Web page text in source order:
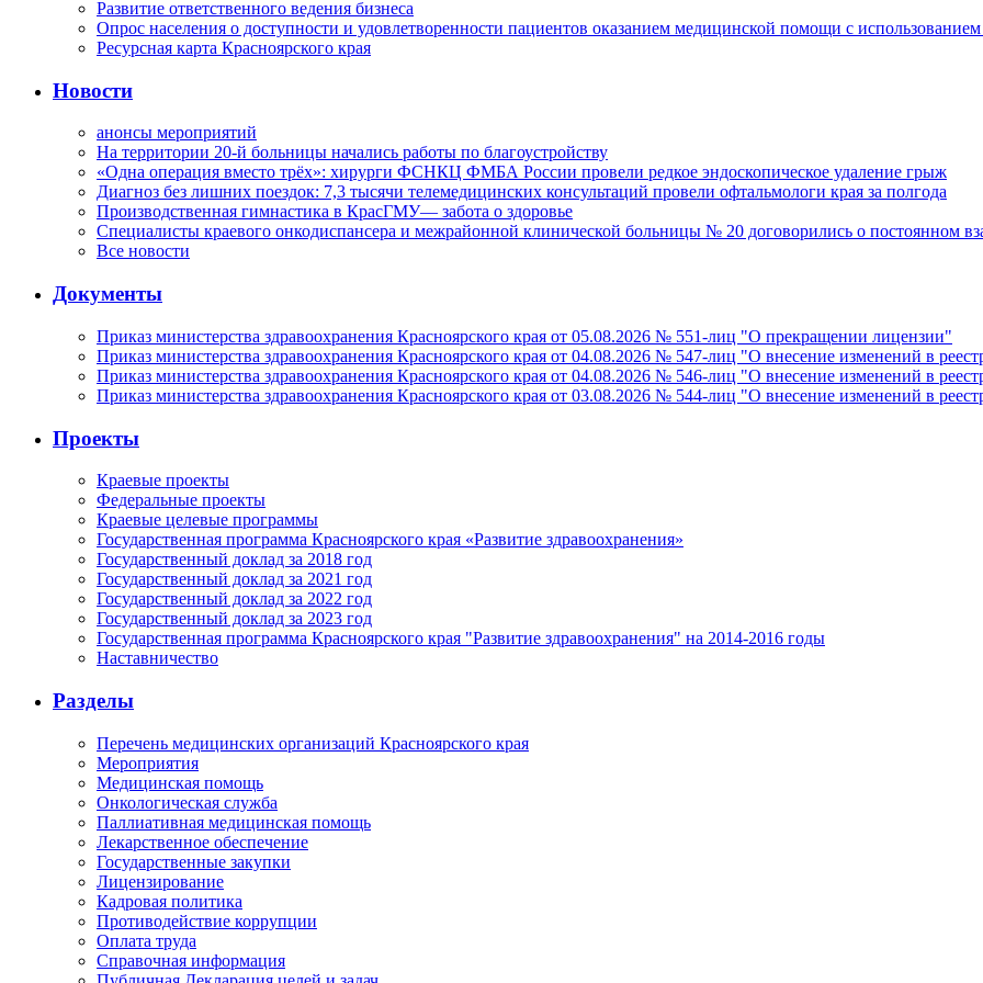
Развитие ответственного ведения бизнеса
Опрос населения о доступности и удовлетворенности пациентов оказанием медицинской помощи с
Ресурсная карта Красноярского края
Новости
анонсы мероприятий
На территории 20-й больницы начались работы по благоустройству
«Одна операция вместо трёх»: хирурги ФСНКЦ ФМБА России провели редкое эндоскопическое удаление грыж
Диагноз без лишних поездок: 7,3 тысячи телемедицинских консультаций провели офтальмологи края за полгода
Производственная гимнастика в КрасГМУ— забота о здоровье
Специалисты краевого онкодиспансера и межрайонной клинической больницы № 20 договорились о постоянном
Все новости
Документы
Приказ министерства здравоохранения Красноярского края от 05.08.2026 № 551-лиц "О прекращении лицензии"
Приказ министерства здравоохранения Красноярского края от 04.08.2026 № 547-лиц "О внесение изменений в
Приказ министерства здравоохранения Красноярского края от 04.08.2026 № 546-лиц "О внесение изменений в
Приказ министерства здравоохранения Красноярского края от 03.08.2026 № 544-лиц "О внесение изменений в
Проекты
Краевые проекты
Федеральные проекты
Краевые целевые программы
Государственная программа Красноярского края «Развитие здравоохранения»
Государственный доклад за 2018 год
Государственный доклад за 2021 год
Государственный доклад за 2022 год
Государственный доклад за 2023 год
Государственная программа Красноярского края "Развитие здравоохранения" на 2014-2016 годы
Наставничество
Разделы
Перечень медицинских организаций Красноярского края
Мероприятия
Медицинская помощь
Онкологическая служба
Паллиативная медицинская помощь
Лекарственное обеспечение
Государственные закупки
Лицензирование
Кадровая политика
Противодействие коррупции
Оплата труда
Справочная информация